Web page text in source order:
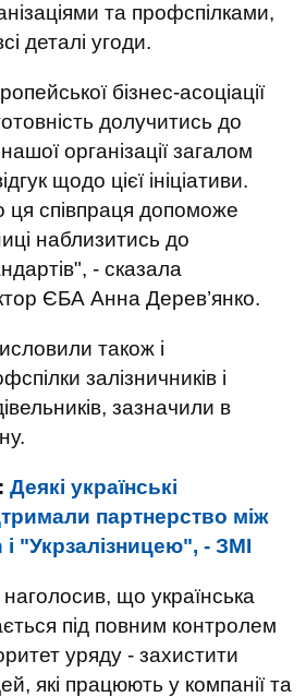
та профспілками,
деталі угоди.
бізнес-асоціації
долучитись до
організації загалом
щодо цієї ініціативи.
ця співпраця допоможе
наблизитись до
- сказала
ЄБА Анна Дерев’янко.
також і
залізничників і
зазначили в
Деякі українські
партнерство між
"Укрзалізницею", - ЗМІ
що українська
під повним контролем
уряду - захистити
які працюють у компанії та